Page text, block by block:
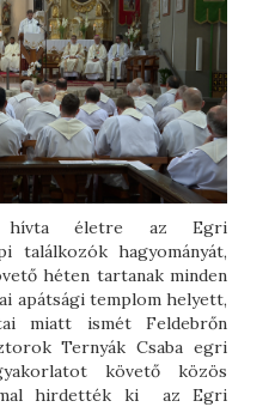
hívta életre az Egri
találkozók hagyományát,
héten tartanak minden
apátsági templom helyett,
miatt ismét Feldebrőn
Ternyák Csaba egri
követő közös
hirdették ki az Egri